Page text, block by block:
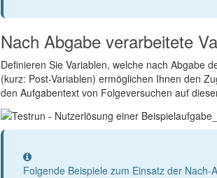
Nach Abgabe verarbeitete
Definieren Sie Variablen, welche nach Abgabe
(kurz: Post-Variablen) ermöglichen Ihnen den
den Aufgabentext von Folgeversuchen auf
Information
Folgende Beispiele zum Einsatz der